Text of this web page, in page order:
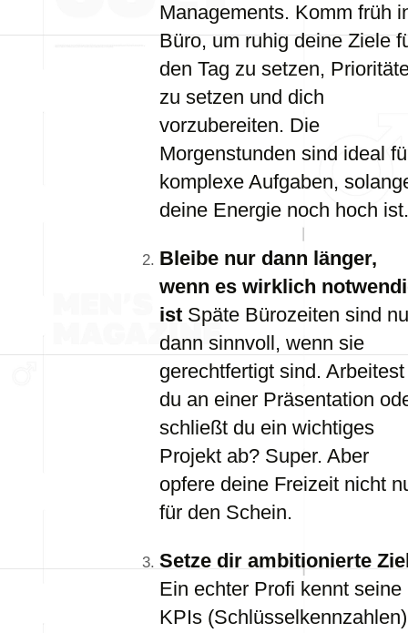
Managements. Komm früh
Büro, um ruhig deine Ziele
den Tag zu setzen,
zu setzen und dich
vorzubereiten. Die
Morgenstunden sind ideal
komplexe Aufgaben,
deine Energie noch hoch ist.
Bleibe nur dann länger,
wenn es wirklich
ist Späte Bürozeiten sind
dann sinnvoll, wenn sie
gerechtfertigt sind. Arbeitest
du an einer Präsentation
schließt du ein wichtiges
Projekt ab? Super. Aber
opfere deine Freizeit nicht
für den Schein.
Setze dir ambitionierte
Ein echter Profi kennt seine
KPIs (Schlüsselkennzahlen)